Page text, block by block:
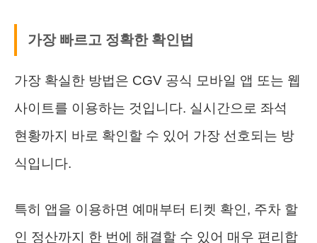
가장 빠르고 정확한 확인법
가장 확실한 방법은 CGV 공식 모바일 앱 또는 웹
사이트를 이용하는 것입니다. 실시간으로 좌석
현황까지 바로 확인할 수 있어 가장 선호되는 방
식입니다.
특히 앱을 이용하면 예매부터 티켓 확인, 주차 할
인 정산까지 한 번에 해결할 수 있어 매우 편리합